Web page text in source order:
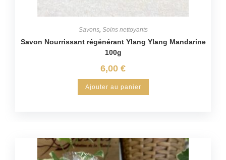
Savons, Soins nettoyants
Savon Nourrissant régénérant Ylang Ylang Mandarine
100g
6,00 €
Ajouter au panier